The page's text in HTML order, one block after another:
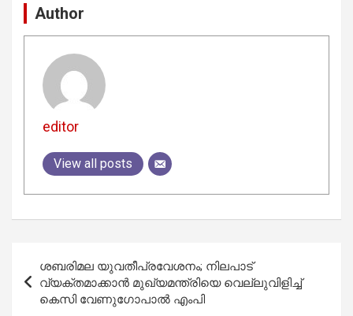
Author
editor
View all posts
navigation
ശബരിമല യുവതീപ്രവേശനം; നിലപാട്
വ്യക്തമാക്കാന്‍ മുഖ്യമന്ത്രിയെ വെല്ലുവിളിച്ച്
കെസി വേണുഗോപാല്‍ എംപി